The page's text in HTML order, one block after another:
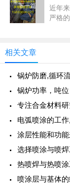
下一篇
近年
严格
相关文章
锅炉功率，吨
专注合金材料
电弧喷涂的工
涂层性能和功
选择喷涂与喷焊
热喷焊与热喷
喷涂层与基体